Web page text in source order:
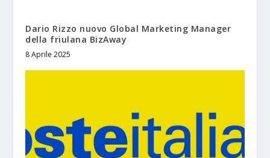
Dario Rizzo nuovo Global Marketing Manager
della friulana BizAway
8 Aprile 2025